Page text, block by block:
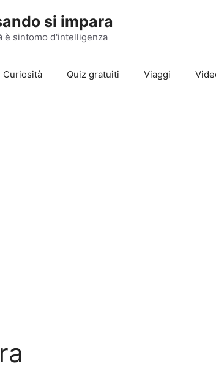
si impara
è sintomo d'intelligenza
Curiosità Quiz gratuiti Viaggi